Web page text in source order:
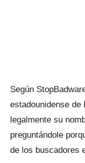
Según
estadounidense de
legalmente su
preguntándole
de los buscadores